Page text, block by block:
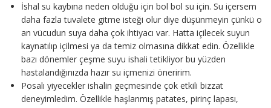
İshal su kaybına neden olduğu için bol bol su için. Su içersem
daha fazla tuvalete gitme isteği olur diye düşünmeyin çünkü o
an vücudun suya daha çok ihtiyacı var. Hatta içilecek suyun
kaynatılıp içilmesi ya da temiz olmasına dikkat edin. Özellikle
bazı dönemler çeşme suyu ishali tetikliyor bu yüzden
hastalandığınızda hazır su içmenizi öneririm.
Posalı yiyecekler ishalin geçmesinde çok etkili bizzat
deneyimledim. Özellikle haşlanmış patates, pirinç lapası,